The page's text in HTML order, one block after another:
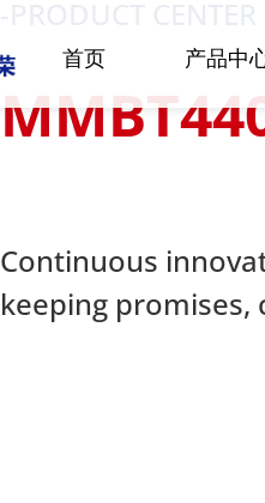
首页 产品中
Continuous
keeping